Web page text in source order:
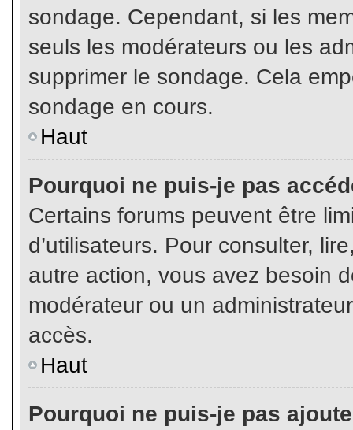
sondage. Cependant, si les
seuls les modérateurs ou les
supprimer le sondage. Cela
sondage en cours.
Haut
Pourquoi ne puis-je pas
Certains forums peuvent être
d’utilisateurs. Pour consulter,
autre action, vous avez besoin
modérateur ou un
accès.
Haut
Pourquoi ne puis-je pas